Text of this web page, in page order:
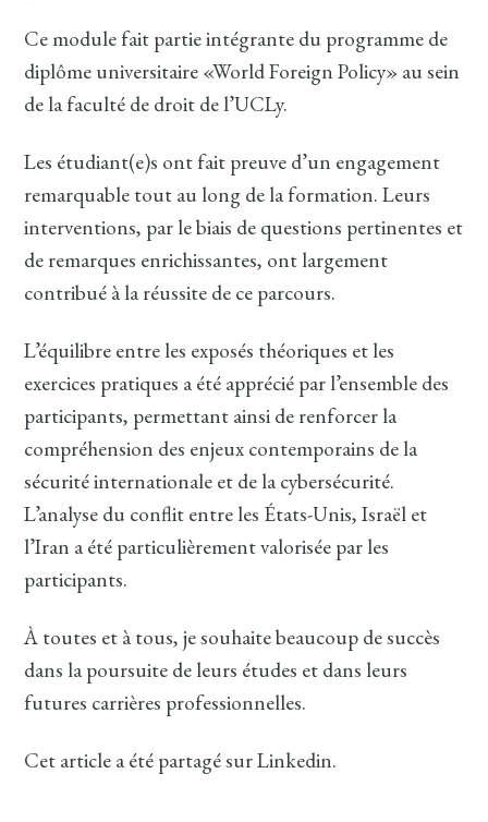
Ce module fait partie intégrante du programme de
diplôme universitaire «World Foreign Policy» au sein
de la faculté de droit de l’UCLy.
Les étudiant(e)s ont fait preuve d’un engagement
remarquable tout au long de la formation. Leurs
interventions, par le biais de questions pertinentes et
de remarques enrichissantes, ont largement
contribué à la réussite de ce parcours.
L’équilibre entre les exposés théoriques et les
exercices pratiques a été apprécié par l’ensemble des
participants, permettant ainsi de renforcer la
compréhension des enjeux contemporains de la
sécurité internationale et de la cybersécurité.
L’analyse du conflit entre les États-Unis, Israël et
l’Iran a été particulièrement valorisée par les
participants.
À toutes et à tous, je souhaite beaucoup de succès
dans la poursuite de leurs études et dans leurs
futures carrières professionnelles.
Cet article a été partagé sur Linkedin.